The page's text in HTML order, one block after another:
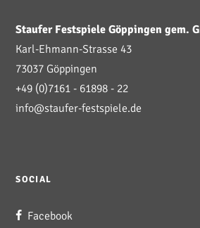
Staufer Festspiele Göppingen gem.
Karl-Ehmann-Strasse 43
73037 Göppingen
+49 (0)7161 - 61898 - 22
info@staufer-festspiele.de
SOCIAL
Facebook